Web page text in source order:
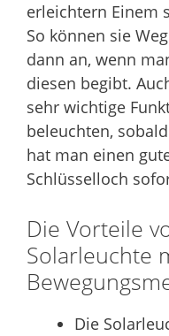
erleichtern Einem
So können sie
dann an, wenn
diesen begibt.
sehr wichtige
beleuchten,
hat man einen
Schlüsselloch
Die Vorteile
Solarleuchte
Die